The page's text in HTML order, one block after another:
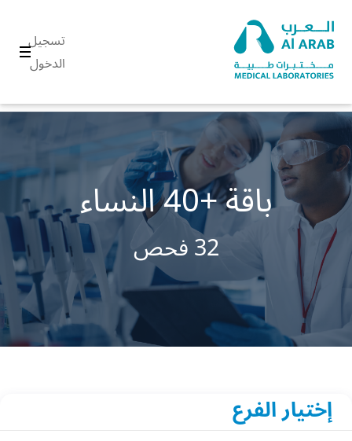
تسجيل
الدخول
باقة +40 النساء
32 فحص
إختيار الفرع